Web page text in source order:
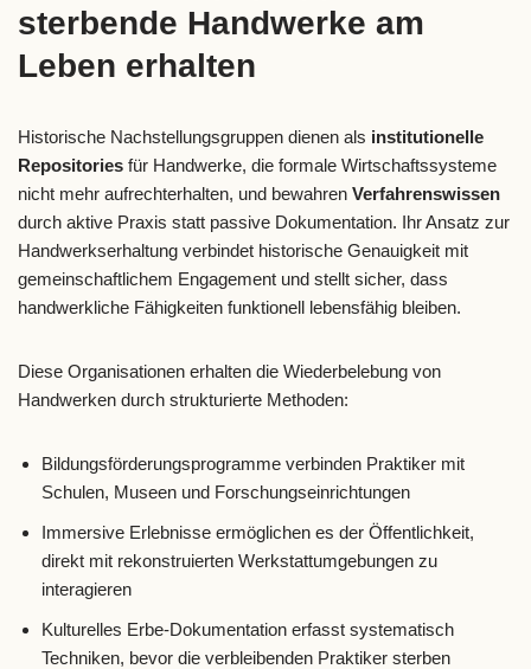
sterbende Handwerke am
Leben erhalten
Historische Nachstellungsgruppen dienen als institutionelle
Repositories für Handwerke, die formale Wirtschaftssysteme
nicht mehr aufrechterhalten, und bewahren Verfahrenswissen
durch aktive Praxis statt passive Dokumentation. Ihr Ansatz zur
Handwerkserhaltung verbindet historische Genauigkeit mit
gemeinschaftlichem Engagement und stellt sicher, dass
handwerkliche Fähigkeiten funktionell lebensfähig bleiben.
Diese Organisationen erhalten die Wiederbelebung von
Handwerken durch strukturierte Methoden:
Bildungsförderungsprogramme verbinden Praktiker mit
Schulen, Museen und Forschungseinrichtungen
Immersive Erlebnisse ermöglichen es der Öffentlichkeit,
direkt mit rekonstruierten Werkstattumgebungen zu
interagieren
Kulturelles Erbe-Dokumentation erfasst systematisch
Techniken, bevor die verbleibenden Praktiker sterben